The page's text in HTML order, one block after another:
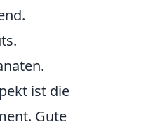
ist die
Gute